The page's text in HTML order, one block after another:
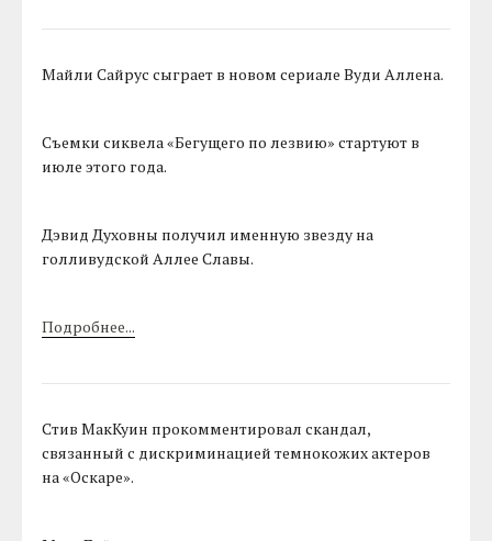
Майли Сайрус сыграет в новом сериале Вуди Аллена.
Съемки сиквела «Бегущего по лезвию» стартуют в
июле этого года.
Дэвид Духовны получил именную звезду на
голливудской Аллее Славы.
Подробнее...
Стив МакКуин прокомментировал скандал,
связанный с дискриминацией темнокожих актеров
на «Оскаре».